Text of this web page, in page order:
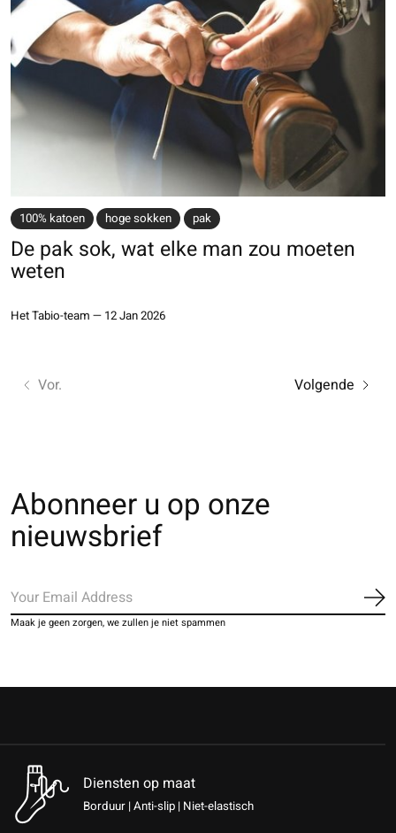
100% katoen hoge sokken pak
De pak sok, wat elke man zou moeten
weten
Het Tabio-team — 12 Jan 2026
Vor. Volgende
Abonneer u op onze
nieuwsbrief
Maak je geen zorgen, we zullen je niet spammen
Diensten op maat
Borduur | Anti-slip | Niet-elastisch